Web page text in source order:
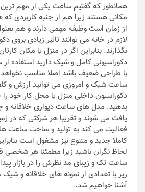
همانطور که گفتیم ساعت یکی از مهم
مکانی هستند زیرا هم از جنبه کاربردی
از زمان است وظیفه مهمی دارند و هم
لازم در خانه می توانند تاثیر زیادی بروی
بگذارند. بنابراین اگر در منزل یا مکان
دکوراسیونی کامل و شیک دارید استفاده
با طراحی ضعیف باشد اصلا مناسب نخواهد
ساعت شیک و امروزی می توانید ارزش و
دکوراسیون داخلی منزل یا محل کار خود
بدهید. مدل های ساعت دیواری خلاقانه و
یافت می شوند و تقریبا هر شرکتی که در
فعالیت می کند به تولید و ساخت ساعت
کاملا جدید و متنوع نیز مشغول است
لحاظ نگران باشید زیرا مطمئنا هر شخصی
ساعت تک و زیبای مد نظرش را در بازار
زیر با تعدادی از نمونه های خلاقانه و
آشنا خواهیم شد.